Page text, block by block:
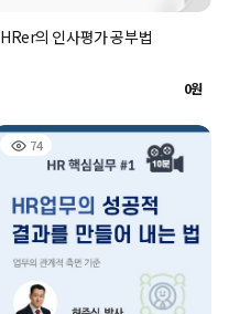
HRer의 인사평가 공부법
0원
74